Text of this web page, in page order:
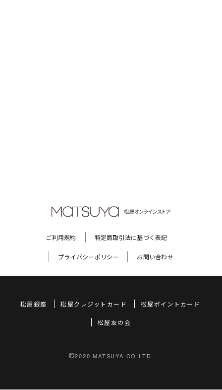
ご利用規約 特定商取引法に基づく表記
プライバシーポリシー お問い合わせ
松屋銀座 松屋クレジットカード 松屋ポイントカード
松屋友の会
©2020 MATSUYA CO,LTD.